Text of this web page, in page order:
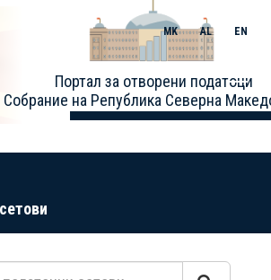
Портал за отворени податоци
Собрание на Република Северна
MK AL EN
Toggle